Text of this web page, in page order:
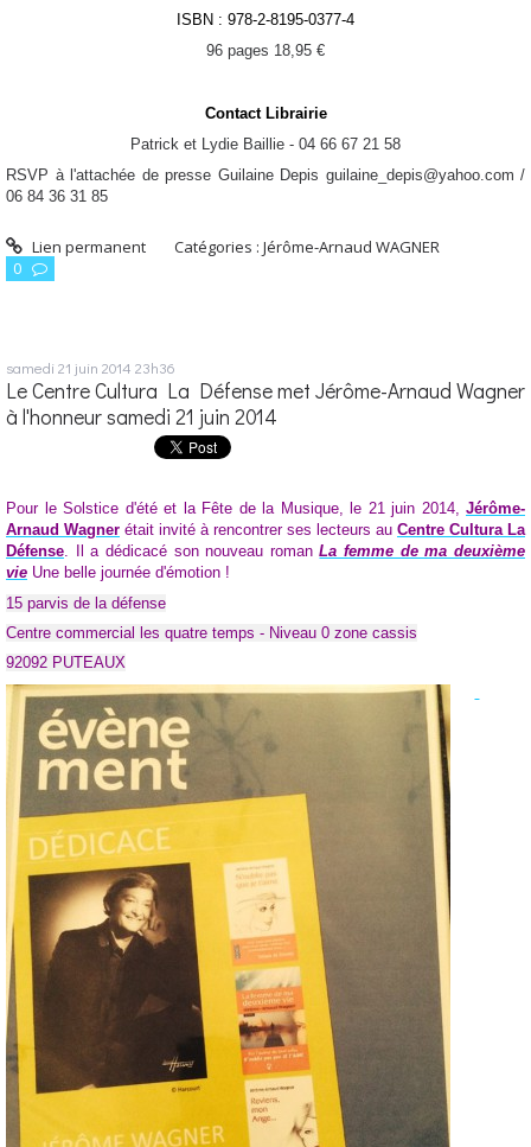
ISBN : 978-2-8195-0377-4
96 pages 18,95 €
Contact Librairie
Patrick et Lydie Baillie - 04 66 67 21 58
RSVP à l'attachée de presse Guilaine Depis guilaine_depis@yahoo.com /
06 84 36 31 85
Lien permanent Catégories :Jérôme-Arnaud WAGNER
0
samedi 21 juin 2014 23h36
Le Centre Cultura La Défense met Jérôme-Arnaud Wagner
à l'honneur samedi 21 juin 2014
Pour le Solstice d'été et la Fête de la Musique, le 21 juin 2014, Jérôme-
Arnaud Wagner était invité à rencontrer ses lecteurs au Centre Cultura La
Défense . Il a dédicacé son nouveau romanLa femme de ma deuxième
vie Une belle journée d'émotion !
15 parvis de la défense
Centre commercial les quatre temps - Niveau 0 zone cassis
92092 PUTEAUX